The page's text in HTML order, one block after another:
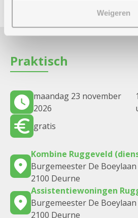
Weigeren
Praktisch
maandag 23 november
2026
gratis
Kombine Ruggeveld
Burgemeester De Boeylaan
2100 Deurne
Assistentiewoningen
Burgemeester De Boeylaan
2100 Deurne